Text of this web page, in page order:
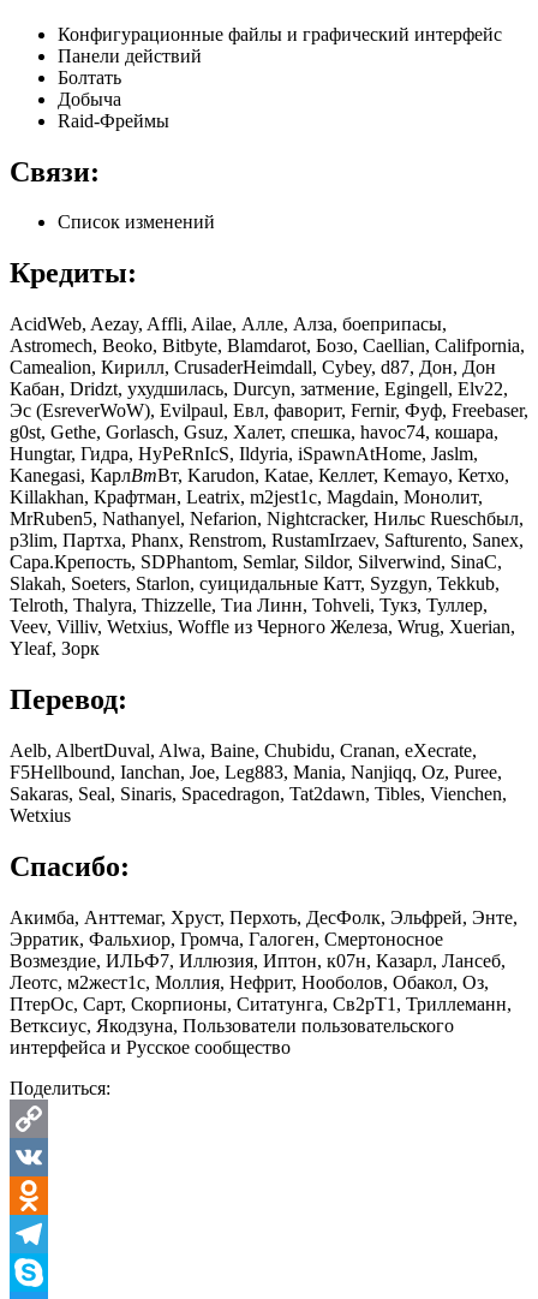
Конфигурационные файлы и графический интерфейс
Панели действий
Болтать
Добыча
Raid-Фреймы
Связи:
Список изменений
Кредиты:
AcidWeb, Aezay, Affli, Ailae, Алле, Алза, боеприпасы,
Astromech, Beoko, Bitbyte, Blamdarot, Бозо, Caellian, Califpornia,
Camealion, Кирилл, CrusaderHeimdall, Cybey, d87, Дон, Дон
Кабан, Dridzt, ухудшилась, Durcyn, затмение, Egingell, Elv22,
Эс (EsreverWoW), Evilpaul, Евл, фаворит, Fernir, Фуф, Freebaser,
g0st, Gethe, Gorlasch, Gsuz, Халет, спешка, havoc74, кошара,
Hungtar, Гидра, HyPeRnIcS, Ildyria, iSpawnAtHome, Jaslm,
Kanegasi, КарлВтВт, Karudon, Katae, Келлет, Kemayo, Кетхо,
Killakhan, Крафтман, Leatrix, m2jest1c, Magdain, Монолит,
MrRuben5, Nathanyel, Nefarion, Nightcracker, Нильс Rueschбыл,
p3lim, Партха, Phanx, Renstrom, RustamIrzaev, Safturento, Sanex,
Сара.Крепость, SDPhantom, Semlar, Sildor, Silverwind, SinaC,
Slakah, Soeters, Starlon, суицидальные Катт, Syzgyn, Tekkub,
Telroth, Thalyra, Thizzelle, Тиа Линн, Tohveli, Тукз, Туллер,
Veev, Villiv, Wetxius, Woffle из Черного Железа, Wrug, Xuerian,
Yleaf, Зорк
Перевод:
Aelb, AlbertDuval, Alwa, Baine, Chubidu, Cranan, eXecrate,
F5Hellbound, Ianchan, Joe, Leg883, Mania, Nanjiqq, Oz, Puree,
Sakaras, Seal, Sinaris, Spacedragon, Tat2dawn, Tibles, Vienchen,
Wetxius
Спасибо:
Акимба, Анттемаг, Хруст, Перхоть, ДесФолк, Эльфрей, Энте,
Эрратик, Фальхиор, Громча, Галоген, Смертоносное
Возмездие, ИЛЬФ7, Иллюзия, Иптон, к07н, Казарл, Лансеб,
Леотс, м2жест1с, Моллия, Нефрит, Нооболов, Обакол, Оз,
ПтерОс, Сарт, Скорпионы, Ситатунга, Св2рТ1, Триллеманн,
Ветксиус, Якодзуна, Пользователи пользовательского
интерфейса и Русское сообщество
Поделиться:
Copy
Link
VK
Odnoklassniki
Telegram